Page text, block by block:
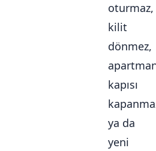
oturmaz,
kilit
dönmez,
kapısı
ya da
yeni